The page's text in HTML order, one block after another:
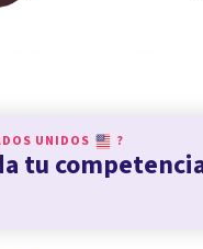
UNIDOS ?
tu